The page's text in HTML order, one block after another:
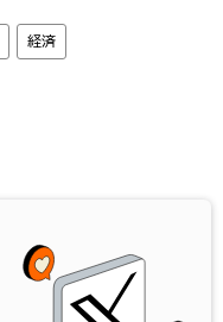
経済